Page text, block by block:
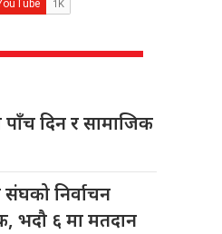
दिन र सामाजिक
संघको निर्वाचन
भदौ ६ मा मतदान